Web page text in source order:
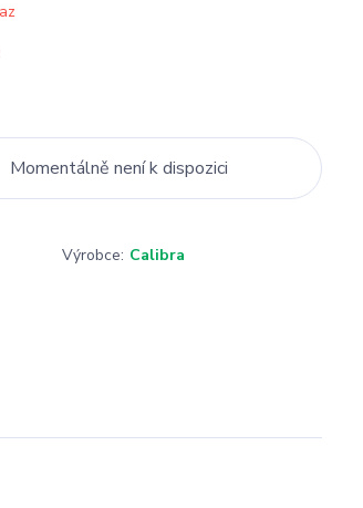
Momentálně není k dispozici
Výrobce: Calibra